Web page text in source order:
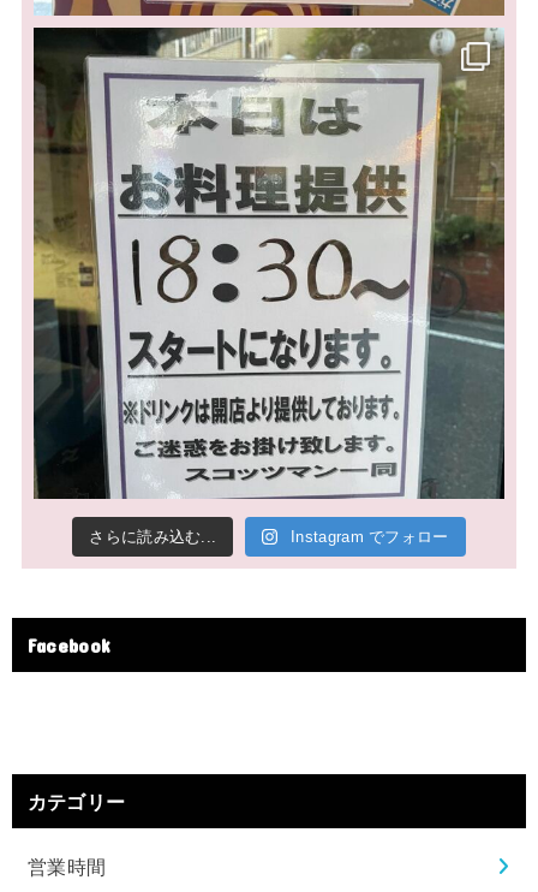
さらに読み込む... Instagram でフォロー
Facebook
カテゴリー
営業時間